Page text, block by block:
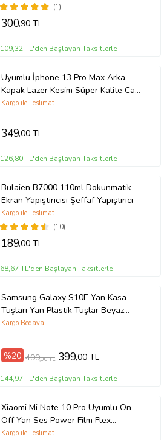
(1)
300,90 TL
109,32 TL'den Başlayan Taksitlerle
Uyumlu İphone 13 Pro Max Arka
Kapak Lazer Kesim Süper Kalite Cam
-- Mavi
Kargo ile Teslimat
349,00 TL
126,80 TL'den Başlayan Taksitlerle
Bulaien B7000 110ml Dokunmatik
Ekran Yapıştırıcısı Şeffaf Yapıştırıcı
(10)
Kargo ile Teslimat
189,00 TL
68,67 TL'den Başlayan Taksitlerle
Samsung Galaxy S10E Yan Kasa
Tuşları Yan Plastik Tuşlar Beyaz
Renk
Kargo Bedava
%20 499,00 TL 399,00 TL
144,97 TL'den Başlayan Taksitlerle
Xiaomi Mi Note 10 Pro Uyumlu On
Off Yan Ses Power Film Flex
M1910F4S
Kargo ile Teslimat